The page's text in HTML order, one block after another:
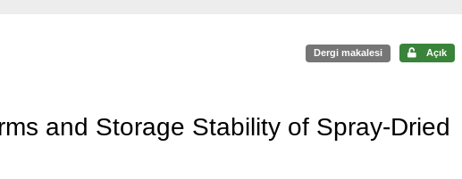
Dergi makalesi Açık
and Storage Stability of Spray-Dried